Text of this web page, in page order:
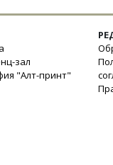
зал
"Алт-принт"